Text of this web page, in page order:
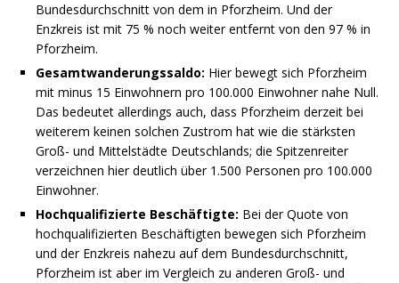
Bundesdurchschnitt von dem in Pforzheim. Und der
Enzkreis ist mit 75 % noch weiter entfernt von den 97 % in
Pforzheim.
Gesamtwanderungssaldo: Hier bewegt sich Pforzheim
mit minus 15 Einwohnern pro 100.000 Einwohner nahe Null.
Das bedeutet allerdings auch, dass Pforzheim derzeit bei
weiterem keinen solchen Zustrom hat wie die stärksten
Groß- und Mittelstädte Deutschlands; die Spitzenreiter
verzeichnen hier deutlich über 1.500 Personen pro 100.000
Einwohner.
Hochqualifizierte Beschäftigte: Bei der Quote von
hochqualifizierten Beschäftigten bewegen sich Pforzheim
und der Enzkreis nahezu auf dem Bundesdurchschnitt,
Pforzheim ist aber im Vergleich zu anderen Groß- und